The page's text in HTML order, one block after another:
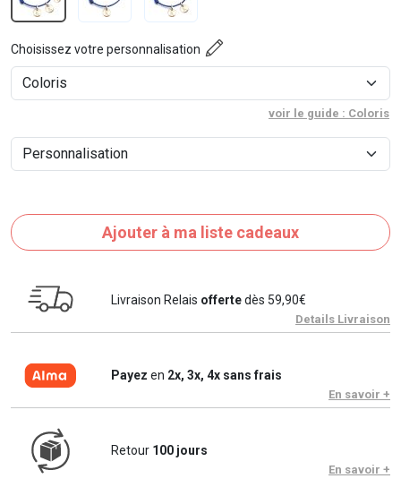
Choisissez votre personnalisation
voir le guide : Coloris
Ajouter à ma liste cadeaux
Livraison Relais offertedès 59,90€
Details Livraison
Payez en 2x, 3x, 4x sans frais
En savoir +
Retour 100 jours
En savoir +